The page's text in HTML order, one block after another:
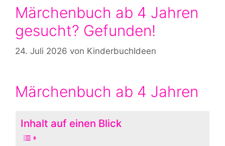
Märchenbuch ab 4 Jahren
gesucht? Gefunden!
24. Juli 2026 von KinderbuchIdeen
Märchenbuch ab 4 Jahren
Inhalt auf einen Blick